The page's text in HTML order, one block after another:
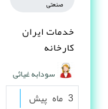
صنعتی
خدمات ایران
کارخانه
سودابه غیاثی
3 ماه پیش